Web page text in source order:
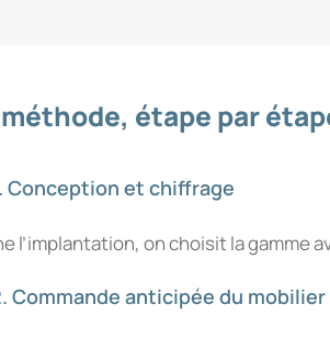
étape par
Conception et chiffrage
l’implantation, on choisit la gamme
Commande anticipée du mobilier